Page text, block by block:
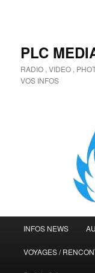
PLC
RADIO , VIDEO ,
VOS INFOS
principal
INFOS NEWS
VOYAGES /